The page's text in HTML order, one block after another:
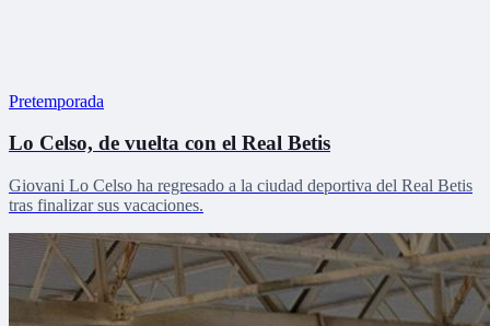
Pretemporada
Lo Celso, de vuelta con el Real Betis
Giovani Lo Celso ha regresado a la ciudad deportiva del Real Betis
tras finalizar sus vacaciones.